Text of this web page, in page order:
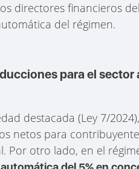
directores financieros
del régimen.
para el
destacada (Ley 7/
netos para
Por otro lado, en el